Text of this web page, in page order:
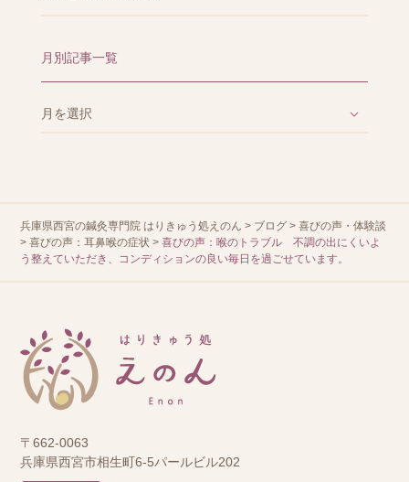
月別記事一覧
兵庫県西宮の鍼灸専門院 はりきゅう処えのん > ブログ >喜びの声・体験談
>喜びの声：耳鼻喉の症状 >喜びの声：喉のトラブル 不調の出にくいよ
う整えていただき、コンディションの良い毎日を過ごせています。
〒662-0063
兵庫県西宮市相生町6-5パールビル202